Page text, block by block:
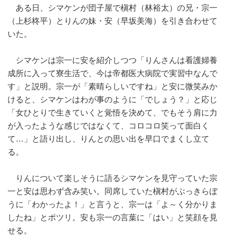
ある日、シマケンが団子屋で槇村（林裕太）の兄・宗一
（上杉柊平）とりんの妹・安（早坂美海）を引き合わせて
いた。
シマケンは宗一に安を紹介しつつ「りんさんは看護婦養
成所に入って寮生活で、今は帝都医大病院で実習中なんで
す」と説明。宗一が「素晴らしいですね」と安に微笑みか
けると、シマケンはわが事のように「でしょう？」と応じ
「女ひとりで生きていくと覚悟を決めて、でもそう肩に力
が入ったような感じではなくて、コロコロ笑って面白く
て…」と語り出し、りんとの思い出を早口でまくし立て
る。
りんについて楽しそうに語るシマケンを見守っていた宗
一と安は思わず含み笑い。同席していた槇村がぶっきらぼ
うに「わかったよ！」と言うと、宗一は「よ～く分かりま
したね」とポツリ。安も宗一の言葉に「はい」と笑顔を見
せる。